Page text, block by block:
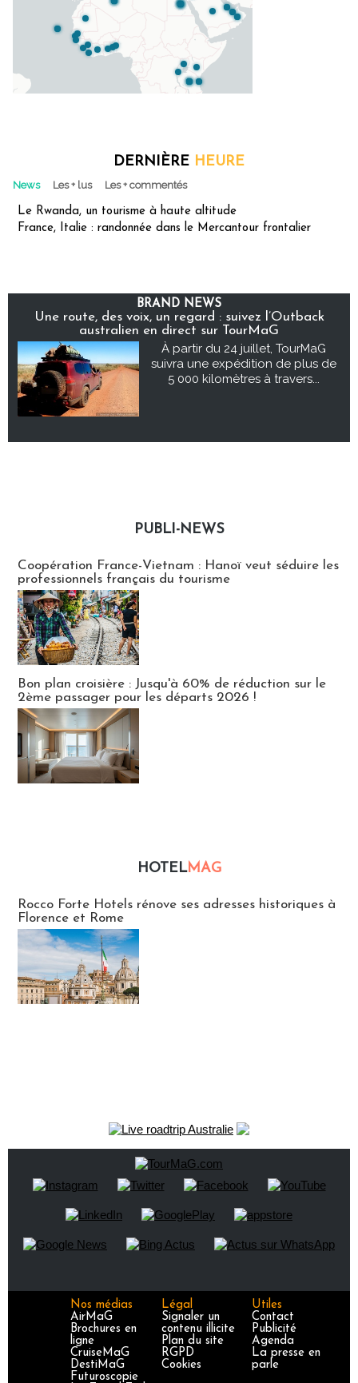
DERNIÈRE HEURE
News Les + lus Les + commentés
Le Rwanda, un tourisme à haute altitude
France, Italie : randonnée dans le Mercantour frontalier
BRAND NEWS
Une route, des voix, un regard : suivez l’Outback
australien en direct sur TourMaG
À partir du 24 juillet, TourMaG
suivra une expédition de plus de
5 000 kilomètres à travers...
PUBLI-NEWS
Coopération France-Vietnam : Hanoï veut séduire les
professionnels français du tourisme
Bon plan croisière : Jusqu'à 60% de réduction sur le
2ème passager pour les départs 2026 !
HOTELMAG
Rocco Forte Hotels rénove ses adresses historiques à
Florence et Rome
Nos médias
AirMaG
Brochures en
ligne
CruiseMaG
DestiMaG
Futuroscopie
Légal
Signaler un
contenu illicite
Plan du site
RGPD
Cookies
Utiles
Contact
Publicité
Agenda
La presse en
parle